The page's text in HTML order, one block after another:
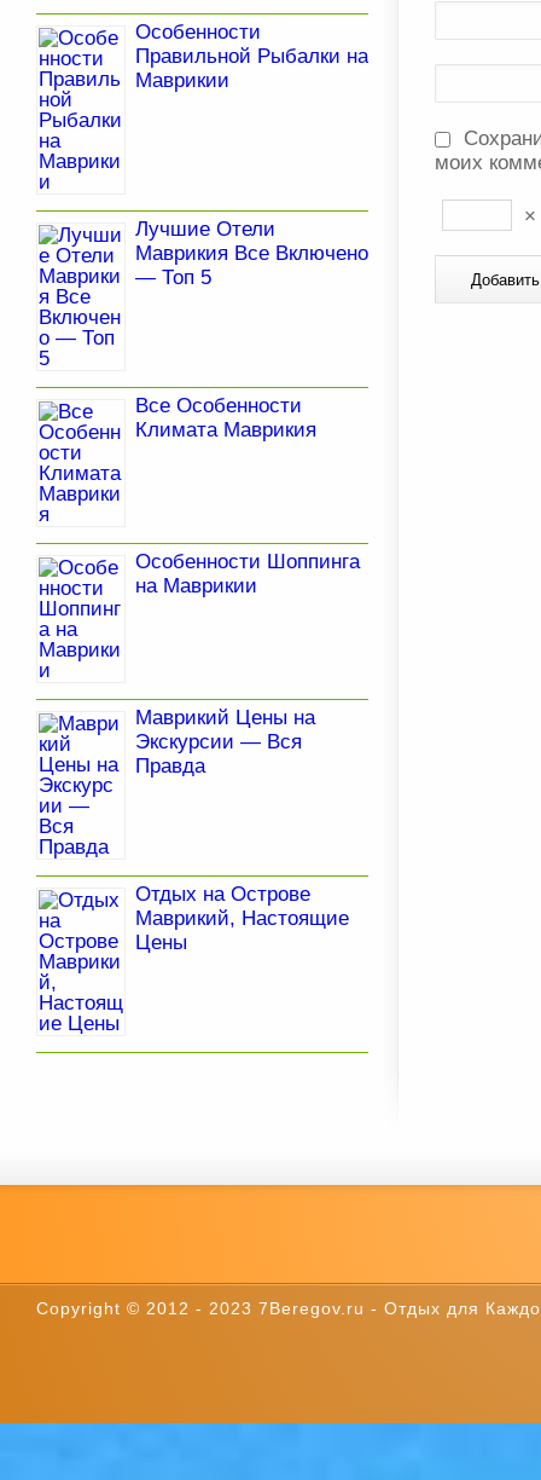
моих
×
Особенности
Правильной Рыбалки на
Маврикии
Лучшие Отели
Маврикия Все Включено
— Топ 5
Все Особенности
Климата Маврикия
Особенности Шоппинга
на Маврикии
Маврикий Цены на
Экскурсии — Вся
Правда
Отдых на Острове
Маврикий, Настоящие
Цены
Copyright © 2012 - 2023 7Beregov.ru - Отдых для